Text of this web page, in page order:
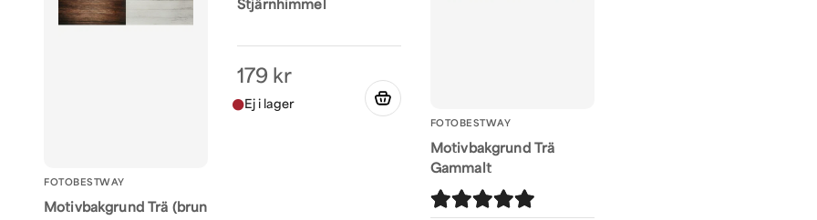
FOTOBESTWAY
Motivbakgrund Trä (brun
Stjärnhimmel
179 kr
FOTOBESTWAY
Motivbakgrund Trä
Gammalt